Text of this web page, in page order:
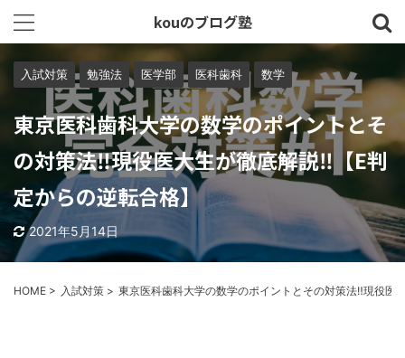
kouのブログ塾
入試対策 勉強法 医学部 医科歯科 数学
東京医科歯科大学の数学のポイントとそ
の対策法‼︎現役医大生が徹底解説‼︎【E判
定からの逆転合格】
2021年5月14日
HOME > 入試対策 > 東京医科歯科大学の数学のポイントとその対策法‼︎現役医